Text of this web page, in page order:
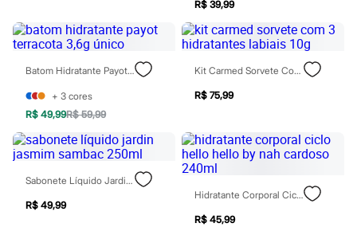
Camisetas
Calças
Regatas
Cuecas
Meias
Pijamas
Moda praia
Personagens
Plus size
Blusas e Camisetas
Calças
Camisas
R$ 39,99
Batom Hidratante Payot Terracota 3,6g Único
+ 3 cores
R$ 49,99R$ 59,99
Kit Carmed Sorvete Com 3 Hidratantes Labiais 10g
R$ 75,99
Sabonete Líquido Jardin Jasmim Sambac 250ml
R$ 49,99
Hidratante Corporal Ciclo Hello Hello By Nah Cardoso 240ml
R$ 45,99